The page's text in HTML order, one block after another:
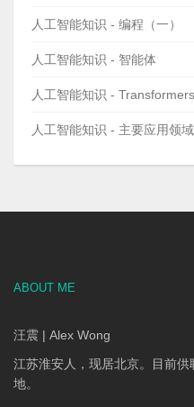
人工智能知识 - 编程（一）
人工智能知识 - 智能体
人工智能知识 -
人工智能知识 - 主要应用领域
ABOUT ME
汪震 | Alex Wong
江苏淮安人，现居北京。目前
地。